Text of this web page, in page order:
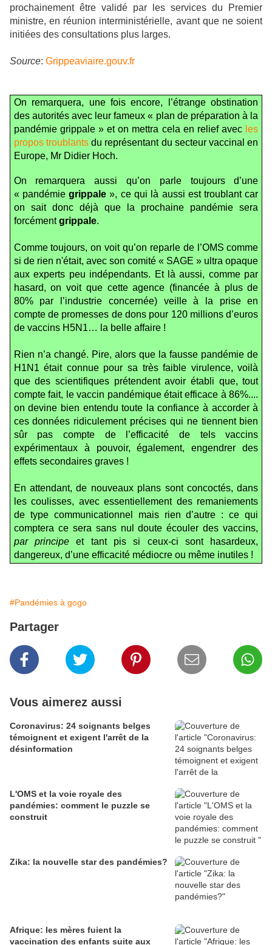
prochainement être validé par les services du Premier
ministre, en réunion interministérielle, avant que ne soient
initiées des consultations plus larges.
Source: Grippeaviaire.gouv.fr
On remarquera, une fois encore, l’étrange obstination
des autorités avec leur fameux « plan de préparation à la
pandémie grippale » et on mettra cela en relief avec les
propos troublantsdu représentant du secteur vaccinal en
Europe, Mr Didier Hoch.
On remarquera aussi qu’on parle toujours d’une
« pandémiegrippale », ce qui là aussi est troublant car
on sait donc déjà que la prochaine pandémie sera
forcémentgrippale.
Comme toujours, on voit qu’on reparle de l’OMS comme
si de rien n'était, avec son comité « SAGE » ultra opaque
aux experts peu indépendants. Et là aussi, comme par
hasard, on voit que cette agence (financée à plus de
80% par l’industrie concernée) veille à la prise en
compte de promesses de dons pour 120 millions d’euros
de vaccins H5N1… la belle affaire !
Rien n’a changé. Pire, alors que la fausse pandémie de
H1N1 était connue pour sa très faible virulence, voilà
que des scientifiques prétendent avoir établi que, tout
compte fait, le vaccin pandémique était efficace à 86%....
on devine bien entendu toute la confiance à accorder à
ces données ridiculement précises qui ne tiennent bien
sûr pas compte de l’efficacité de tels vaccins
expérimentaux à pouvoir, également, engendrer des
effets secondaires graves !
En attendant, de nouveaux plans sont concoctés, dans
les coulisses, avec essentiellement des remaniements
de type communicationnel mais rien d’autre : ce qui
comptera ce sera sans nul doute écouler des vaccins,
par principe et tant pis si ceux-ci sont hasardeux,
dangereux, d’une efficacité médiocre ou même inutiles !
#Pandémies à gogo
Partager
Vous aimerez aussi
Coronavirus: 24 soignants belges
témoignent et exigent l'arrêt de la
désinformation
L'OMS et la voie royale des
pandémies: comment le puzzle se
construit
Zika: la nouvelle star des pandémies?
Afrique: les mères fuient la
vaccination des enfants suite aux